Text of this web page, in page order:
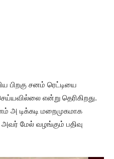
பிறகு சனம் ரெட்டியை
என்று தெரிகிறது.
டிக்கடி மறைமுகமாக
மேல் வழங்கும் பதிவு